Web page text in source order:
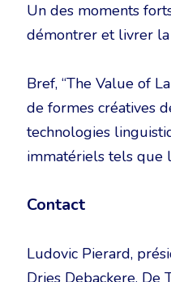
Un des moments
démontrer et livrer la
Bref, “The Value of
de formes créatives
technologies
immatériels tels que
Contact
Ludovic Pierard,
Dries Debackere, De